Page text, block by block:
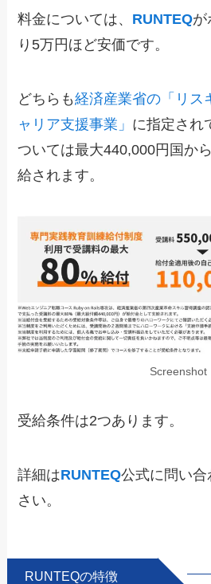
料金については、 RUNTEQが
り5万円ほど安価です。
どちらも経済産業省の「リス
ャリア支援事業」 に指定され
ついては最大440,000円国か
給されます。
Screenshot
受給条件は2つあります。
詳細はRUNTEQ公式に問い
さい。
RUNTEQの特徴